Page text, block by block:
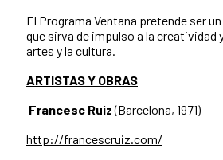
El Programa Ventana pretende ser
que sirva de impulso a la creatividad
artes y la cultura.
ARTISTAS Y OBRAS
Francesc Ruiz(Barcelona, 1971)
http://francescruiz.com/